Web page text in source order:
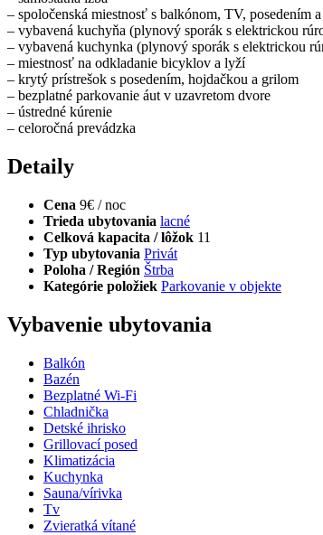
– spoločenská miestnosť s balkónom, TV, posedením
– vybavená kuchyňa (plynový sporák s elektrickou
– vybavená kuchynka (plynový sporák s elektrickou
– miestnosť na odkladanie bicyklov a lyží
– krytý prístrešok s posedením, hojdačkou a grilom
– bezplatné parkovanie áut v uzavretom dvore
– ústredné kúrenie
– celoročná prevádzka
Detaily
Cena 9€ / noc
Trieda ubytovania lacné
Celková kapacita / lôžok 11
Typ ubytovania Privát
Poloha / Región Štrba
Kategórie položiek Parkovanie v objekte
Vybavenie ubytovania
Balkón
Bazén
Bezplatné Wi-Fi
Chladnička
Detské ihrisko
Grillovací posed
Klimatizácia
Kuchynka
Sauna/vírivka
Tv
Zvieratká vítané